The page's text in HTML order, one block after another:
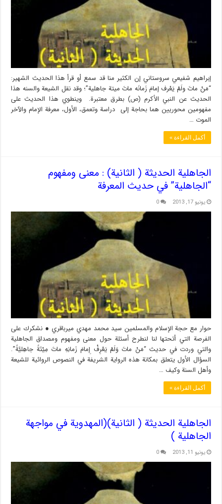
إبراهيم شفيعي سروستاني إن الكثير منا قد سمع أو قرأ هذا الحديث الشهير:
“مَنْ ماتَ ولَمْ يَعْرف إمامَ زَمانَه ماتَ ميتة جاهلية”؛ وقد نقل الشيعة والسنه هذا
الحديث عن النبي الأكرم (ص) بطرق معتبرة. وينطوي هذا الحديث على
مفهومين محوريين هما بحاجة إلى دراسة وتعمق، الأول، معرفة الإمام والآخر
الموت …
أكمل القراءة »
الجاهلية الحديثة ( الثانية) : معنى ومفهوم
“الجاهلية” في حديث المعرفة
يونيو 17, 2013 0
حوار مع حجة الإسلام والمسلمين سيد محمد مهدي ميرباقري ● نشكرك على
الفرصة التي أتحتها لنا لنطرح أسئلة حول معنى ومفهوم ومصداق الجاهلية
والتي وردت في حديث “مَنْ ماتَ وَلَمْ يَعْرِفْ إِمامَ زَمانِهِ ماتَ مِيْتَةً جاهِليَّةً”.
السؤال الأول يتعلق بمكانة هذه الرواية الشريفة في النصوص الروائية للشيعة
وأهل السنة وكيف …
أكمل القراءة »
الجاهلية الحديثة ( الثانية)(المهدوية في مواجهة
الجاهلية )
يونيو 11, 2013 0